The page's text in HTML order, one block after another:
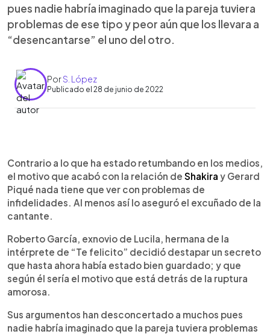
pues nadie habría imaginado que la pareja tuviera
problemas de ese tipo y peor aún que los llevara a
“desencantarse” el uno del otro.
PorS. López
Publicado el 28 de junio de 2022
► Escuchar artículo
Contrario a lo que ha estado retumbando en los medios,
el motivo que acabó con la relación de Shakira y Gerard
Piqué nada tiene que ver con problemas de
infidelidades. Al menos así lo aseguró el excuñado de la
cantante.
Roberto García, exnovio de Lucila, hermana de la
intérprete de “Te felicito” decidió destapar un secreto
que hasta ahora había estado bien guardado; y que
según él sería el motivo que está detrás de la ruptura
amorosa.
Sus argumentos han desconcertado a muchos pues
nadie habría imaginado que la pareja tuviera problemas